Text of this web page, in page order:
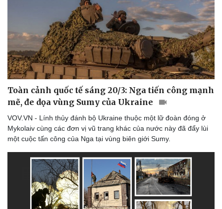
Toàn cảnh quốc tế sáng 20/3: Nga tiến công mạnh
mẽ, đe dọa vùng Sumy của Ukraine
VOV.VN - Lính thủy đánh bộ Ukraine thuộc một lữ đoàn đóng ở
Mykolaiv cùng các đơn vị vũ trang khác của nước này đã đẩy lùi
một cuộc tấn công của Nga tại vùng biên giới Sumy.